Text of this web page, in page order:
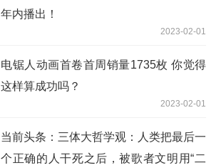
年内播出！
2023-02-01
电锯人动画首卷首周销量1735枚 你觉得
这样算成功吗？
2023-02-01
当前头条：三体大哲学观：人类把最后一
个正确的人干死之后，被歌者文明用“二